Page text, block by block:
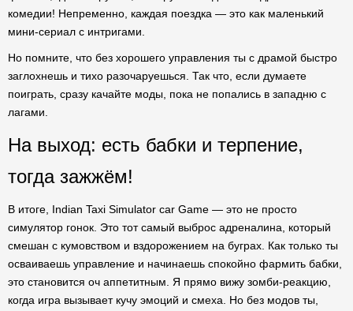
комедии! Непременно, каждая поездка — это как маленький
мини-сериал с интригами.
Но помните, что без хорошего управления ты с драмой быстро
заглохнешь и тихо разочаруешься. Так что, если думаете
поиграть, сразу качайте моды, пока не попались в западню с
лагами.
На выход: есть бабки и терпение,
тогда зажжём!
В итоге, Indian Taxi Simulator car Game — это не просто
симулятор гонок. Это тот самый выброс адреналина, который
смешан с кумовством и вздорожением на буграх. Как только ты
осваиваешь управление и начинаешь спокойно фармить бабки,
это становится оч аппетитным. Я прямо вижу зомби-реакцию,
когда игра вызывает кучу эмоций и смеха. Но без модов ты,